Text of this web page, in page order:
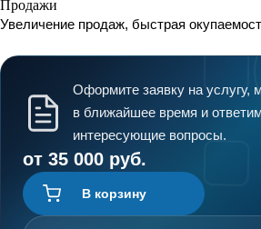
Продажи
Увеличение продаж, быстрая
Оформите заявку на услугу,
в ближайшее время и
интересующие вопросы.
от 35 000 руб.
В корзину